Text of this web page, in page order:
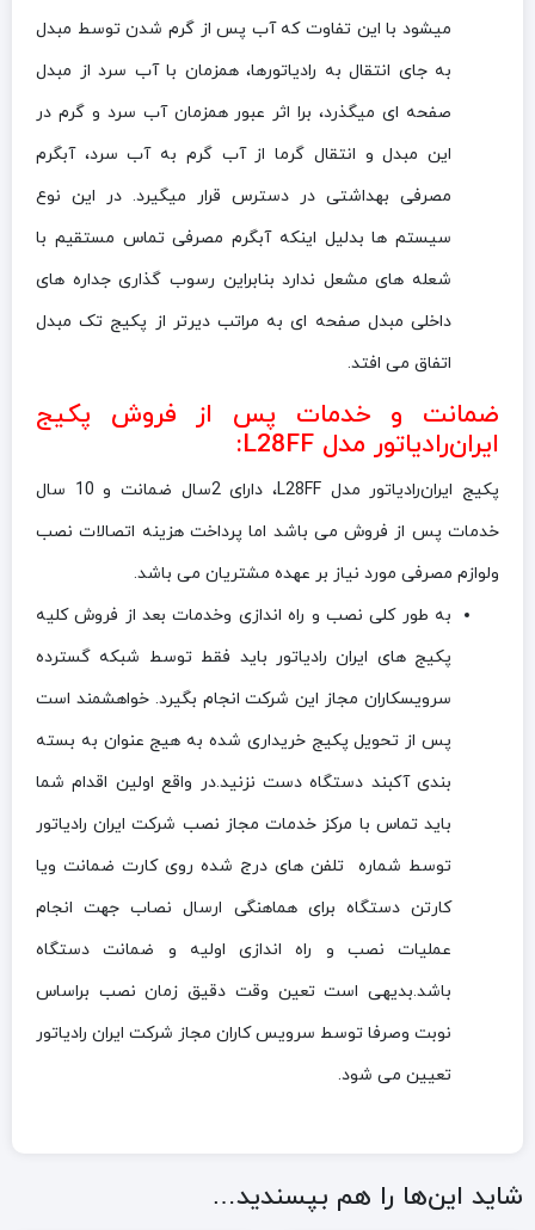
میشود با این تفاوت که آب پس از گرم شدن توسط مبدل
به جای انتقال به رادیاتورها، همزمان با آب سرد از مبدل
صفحه ای میگذرد، برا اثر عبور همزمان آب سرد و گرم در
این مبدل و انتقال گرما از آب گرم به آب سرد، آبگرم
مصرفی بهداشتی در دسترس قرار میگیرد. در این نوع
سیستم ها بدلیل اینکه آبگرم مصرفی تماس مستقیم با
شعله های مشعل ندارد بنابراین رسوب گذاری جداره های
داخلی مبدل صفحه ای به مراتب دیرتر از پکیج تک مبدل
اتفاق می افتد.
ضمانت و خدمات پس از فروش پکیج
ایران‌رادیاتور مدل L28FF:
پکیج ایران‌رادیاتور مدل L28FF، دارای 2سال ضمانت و 10 سال
خدمات پس از فروش می باشد اما پرداخت هزینه اتصالات نصب
ولوازم مصرفی مورد نیاز بر عهده مشتریان می باشد.
به طور کلی نصب و راه اندازی وخدمات بعد از فروش کلیه
پکیج های ایران رادیاتور باید فقط توسط شبکه گسترده
سرویسکاران مجاز این شرکت انجام بگیرد. خواهشمند است
پس از تحویل پکیج خریداری شده به هیج عنوان به بسته
بندی آکبند دستگاه دست نزنید.در واقع اولین اقدام شما
باید تماس با مرکز خدمات مجاز نصب شرکت ایران رادیاتور
توسط شماره تلفن های درج شده روی کارت ضمانت ویا
کارتن دستگاه برای هماهنگی ارسال نصاب جهت انجام
عملیات نصب و راه اندازی اولیه و ضمانت دستگاه
باشد.بدیهی است تعین وقت دقیق زمان نصب براساس
نوبت وصرفا توسط سرویس کاران مجاز شرکت ایران رادیاتور
تعیین می شود.
شاید این‌ها را هم بپسندید…